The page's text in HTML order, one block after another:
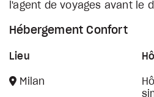
l'agent de voyages avant le
Hébergement Confort
Lieu
Milan